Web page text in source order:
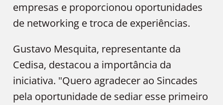
empresas e proporcionou oportunidades
de networking e troca de experiências.
Gustavo Mesquita, representante da
Cedisa, destacou a importância da
iniciativa. "Quero agradecer ao Sincades
pela oportunidade de sediar esse primeiro